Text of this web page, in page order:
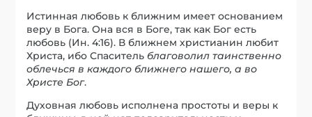
Истинная любовь к ближним имеет основанием
веру в Бога. Она вся в Боге, так как Бог есть
любовь (Ин. 4:16). В ближнем христианин любит
Христа, ибо Спаситель благоволил таинственно
облечься в каждого ближнего нашего, а во
Христе Бог.
Духовная любовь исполнена простоты и веры к